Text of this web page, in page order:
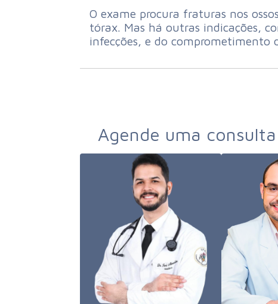
Agende uma
O exame procura fraturas nos
tórax. Mas há outras indicações,
infecções, e do comprometimento